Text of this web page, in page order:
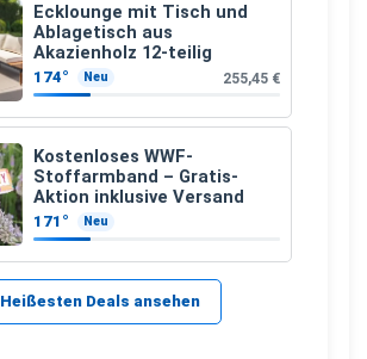
Ecklounge mit Tisch und
Ablagetisch aus
Akazienholz 12-teilig
174° Neu 255,45 €
Kostenloses WWF-
Stoffarmband – Gratis-
Aktion inklusive Versand
171° Neu
Heißesten Deals ansehen